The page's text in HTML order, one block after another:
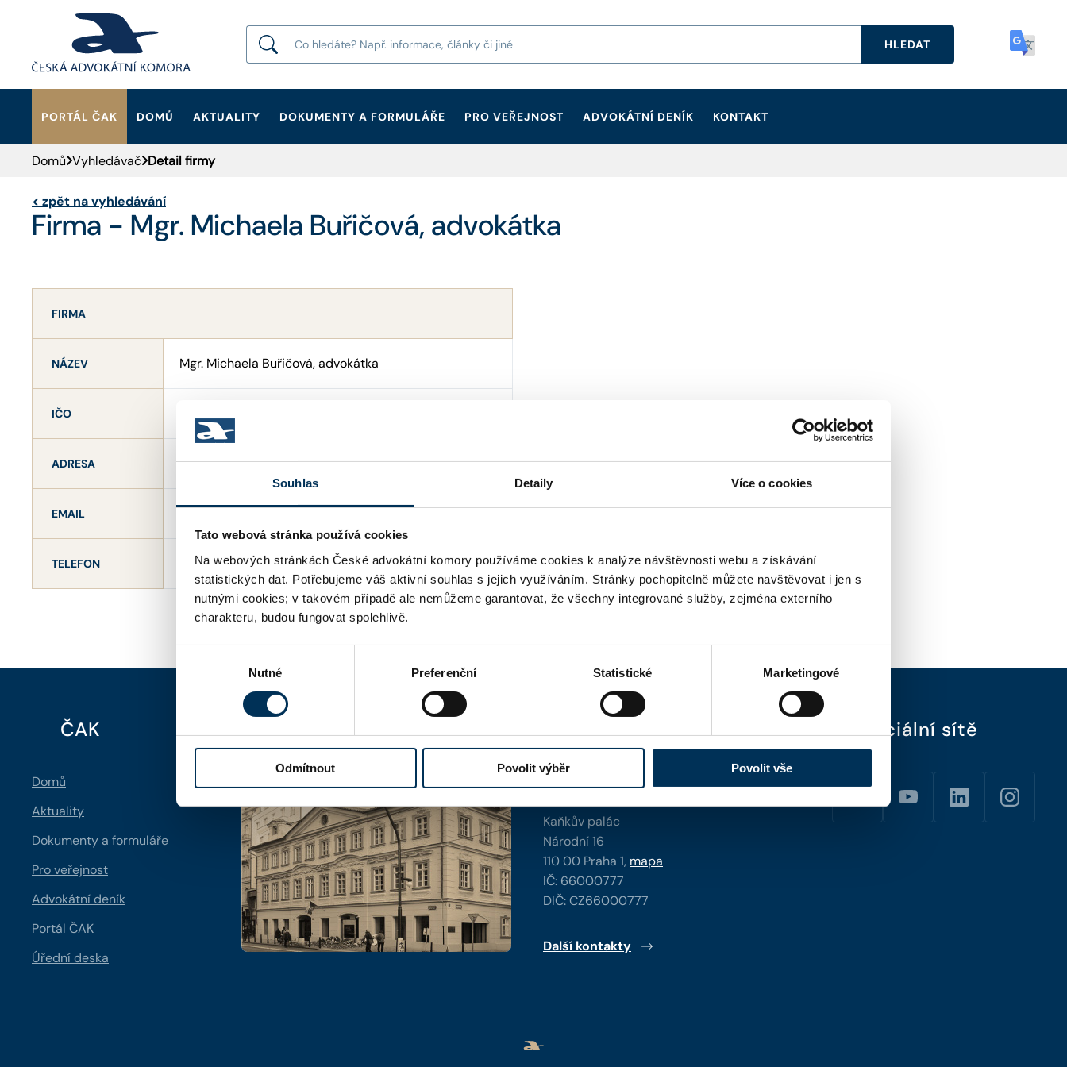
Souhlas Detaily Více o cookies
Tato webová stránka používá cookies
Na webových stránkách České advokátní komory používáme cookies k analýze návštěvnosti webu a získávání
statistických dat. Potřebujeme váš aktivní souhlas s jejich využíváním. Stránky pochopitelně můžete navštěvovat i jen s
nutnými cookies; v takovém případě ale nemůžeme garantovat, že všechny integrované služby, zejména externího
charakteru, budou fungovat spolehlivě.
souhlasu
Nutné Preferenční Statistické Marketingové
Odmítnout Povolit výběr Povolit vše
HLEDAT
PORTÁL ČAK DOMŮ AKTUALITY DOKUMENTY A FORMULÁŘE PRO VEŘEJNOST ADVOKÁTNÍ DENÍK
KONTAKT
HLEDAT
Domů Vyhledávač Detail firmy
< zpět na vyhledávání
Firma - Mgr. Michaela Buřičová, advokátka
FIRMA
NÁZEV Mgr. Michaela Buřičová, advokátka
IČO
ADRESA Ovocný trh 1096/8 , 11000 Praha
EMAIL kancelar@dsadvokati.cz
TELEFON +420212270635
ČAK
Domů
Aktuality
Dokumenty a formuláře
Pro veřejnost
Advokátní deník
Portál ČAK
Úřední deska
Kontakty
Kontaktní informace
Kaňkův palác
Národní 16
110 00 Praha 1, mapa
IČ: 66000777
DIČ: CZ66000777
Další kontakty
Sociální sítě